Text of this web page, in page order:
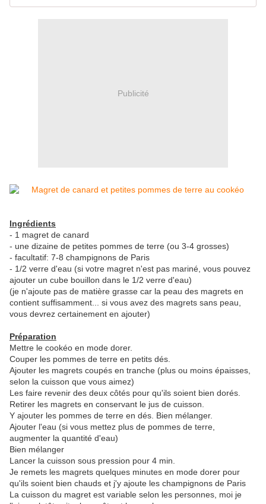
Publicité
Ingrédients
- 1 magret de canard
- une dizaine de petites pommes de terre (ou 3-4 grosses)
- facultatif: 7-8 champignons de Paris
- 1/2 verre d'eau (si votre magret n'est pas mariné, vous pouvez
ajouter un cube bouillon dans le 1/2 verre d'eau)
(je n'ajoute pas de matière grasse car la peau des magrets en
contient suffisamment... si vous avez des magrets sans peau,
vous devrez certainement en ajouter)
Préparation
Mettre le cookéo en mode dorer.
Couper les pommes de terre en petits dés.
Ajouter les magrets coupés en tranche (plus ou moins épaisses,
selon la cuisson que vous aimez)
Les faire revenir des deux côtés pour qu'ils soient bien dorés.
Retirer les magrets en conservant le jus de cuisson.
Y ajouter les pommes de terre en dés. Bien mélanger.
Ajouter l'eau (si vous mettez plus de pommes de terre,
augmenter la quantité d'eau)
Bien mélanger
Lancer la cuisson sous pression pour 4 min.
Je remets les magrets quelques minutes en mode dorer pour
qu'ils soient bien chauds et j'y ajoute les champignons de Paris
La cuisson du magret est variable selon les personnes, moi je